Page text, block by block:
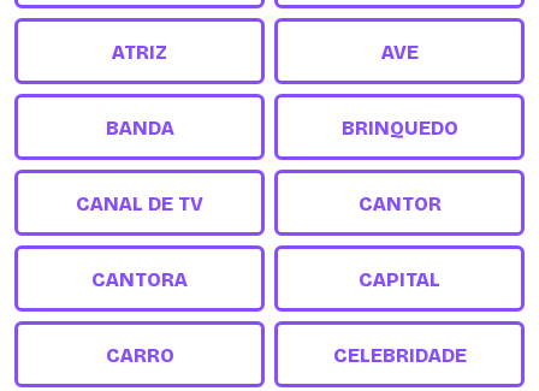
ATRIZ AVE
BANDA BRINQUEDO
CANAL DE TV CANTOR
CANTORA CAPITAL
CARRO CELEBRIDADE